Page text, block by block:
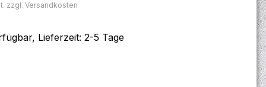
zzgl. Versandkosten
Lieferzeit: 2-5 Tage